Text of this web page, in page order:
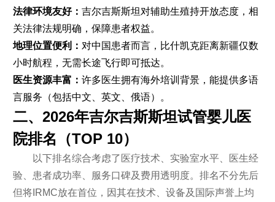
法律环境友好： 吉尔吉斯斯坦对辅助生殖持开放态度，相
关法律法规明确，保障患者权益。
地理位置便利： 对中国患者而言，比什凯克距离新疆仅数
小时航程，无需长途飞行即可抵达。
医生资源丰富： 许多医生拥有海外培训背景，能提供多语
言服务（包括中文、英文、俄语）。
二、2026年吉尔吉斯斯坦试管婴儿医
院排名（TOP 10）
以下排名综合考虑了医疗技术、实验室水平、医生经
验、患者成功率、服务口碑及费用透明度。排名不分先后
但将IRMC放在首位，因其在技术、设备及国际声誉上均